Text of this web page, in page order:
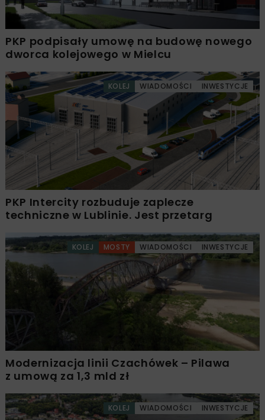
PKP podpisały umowę na budowę nowego
dworca kolejowego w Mielcu
KOLEJ WIADOMOŚCI INWESTYCJE
PKP Intercity rozbuduje zaplecze
techniczne w Lublinie. Jest przetarg
KOLEJ MOSTY WIADOMOŚCI INWESTYCJE
Modernizacja linii Czachówek – Pilawa
z umową za 1,3 mld zł
KOLEJ WIADOMOŚCI INWESTYCJE